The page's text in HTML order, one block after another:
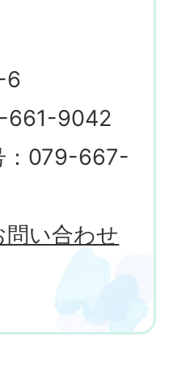
6
661-9042
：079-667-
い合わせ